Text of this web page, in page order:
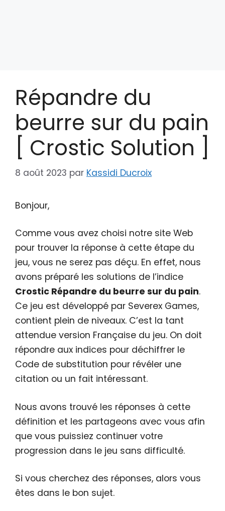
Répandre du
beurre sur du pain
[ Crostic Solution ]
8 août 2023 par Kassidi Ducroix
Bonjour,
Comme vous avez choisi notre site Web
pour trouver la réponse à cette étape du
jeu, vous ne serez pas déçu. En effet, nous
avons préparé les solutions de l’indice
Crostic Répandre du beurre sur du pain.
Ce jeu est développé par Severex Games,
contient plein de niveaux. C’est la tant
attendue version Française du jeu. On doit
répondre aux indices pour déchiffrer le
Code de substitution pour révéler une
citation ou un fait intéressant.
Nous avons trouvé les réponses à cette
définition et les partageons avec vous afin
que vous puissiez continuer votre
progression dans le jeu sans difficulté.
Si vous cherchez des réponses, alors vous
êtes dans le bon sujet.